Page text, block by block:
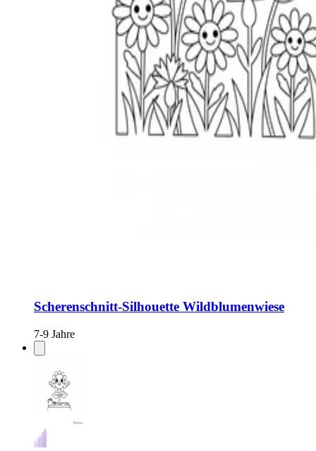
Scherenschnitt-Silhouette Wildblumenwiese
7-9 Jahre